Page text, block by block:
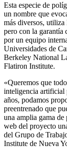
Esta especie de
un nombre que
más diversos,
pero con la garantía
por un equipo
Universidades de
Berkeley National
Flatiron Institute.
«Queremos que
inteligencia artificial
años, podamos
preentrenado que
una amplia gama
web del proyecto
del Grupo de
Institute de Nueva